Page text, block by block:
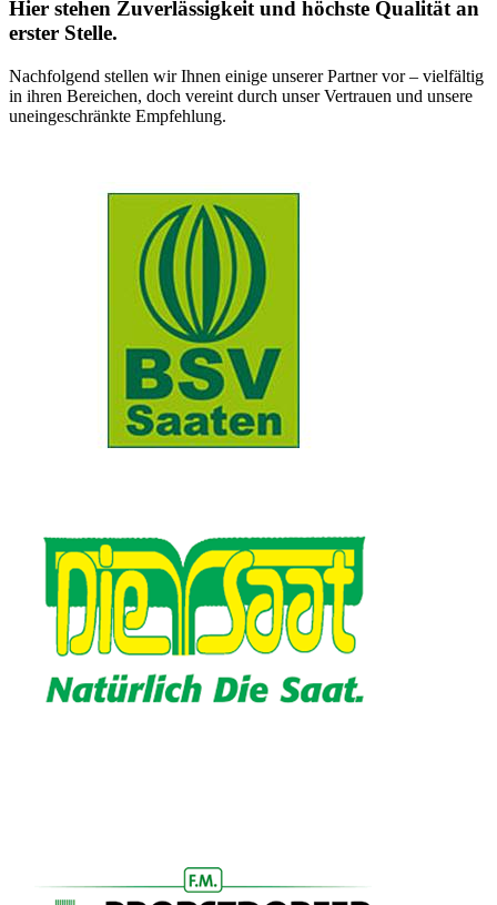
Hier stehen Zuverlässigkeit und höchste Qualität an
erster Stelle.
Nachfolgend stellen wir Ihnen einige unserer Partner vor – vielfältig
in ihren Bereichen, doch vereint durch unser Vertrauen und unsere
uneingeschränkte Empfehlung.